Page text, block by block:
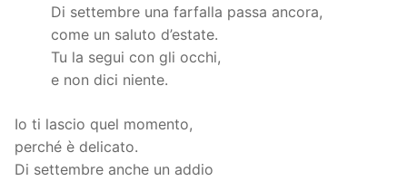
Di settembre una farfalla passa ancora,
come un saluto d’estate.
Tu la segui con gli occhi,
e non dici niente.
Io ti lascio quel momento,
perché è delicato.
Di settembre anche un addio